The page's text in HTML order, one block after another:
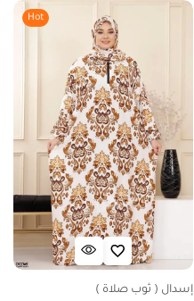
Hot
إسدال ( ثوب صلاة )